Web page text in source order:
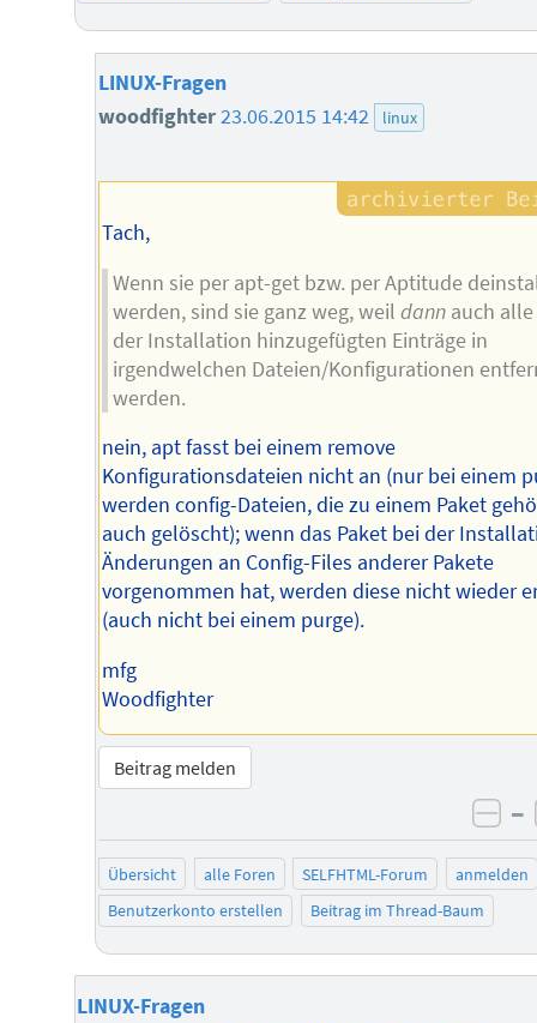
LINUX-Fragen
woodfighter23.06.2015 14:42 linux
Tach,
Wenn sie per apt-get bzw. per Aptitude
werden, sind sie ganz weg, weildann auch
der Installation hinzugefügten Einträge in
irgendwelchen Dateien/Konfigurationen
werden.
nein, apt fasst bei einem remove
Konfigurationsdateien nicht an (nur bei einem
werden config-Dateien, die zu einem Paket
auch gelöscht); wenn das Paket bei der
Änderungen an Config-Files anderer Pakete
vorgenommen hat, werden diese nicht wieder
(auch nicht bei einem purge).
mfg
Woodfighter
Beitrag melden
–
Übersicht alle Foren SELFHTML-Forum
anmelden
Benutzerkonto erstellen
Beitrag im Thread-Baum
LINUX-Fragen